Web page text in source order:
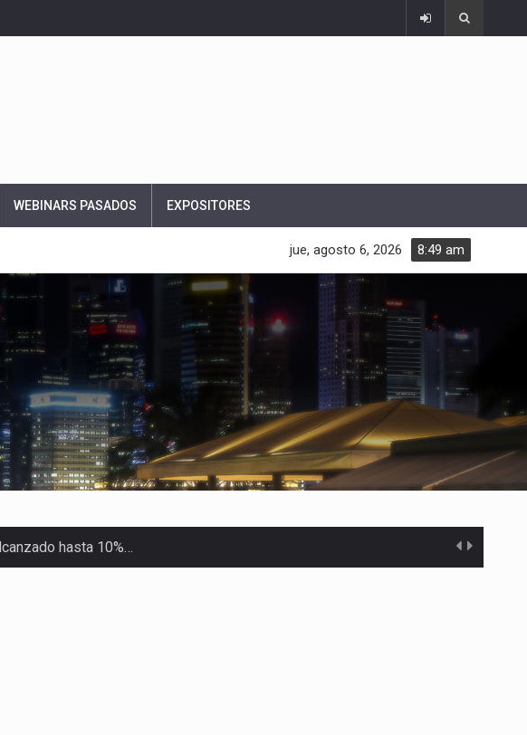
WEBINARS PASADOS EXPOSITORES
8:49 am
jue, agosto 6, 2026
hasta 10%…
de dólares (mdd) en…
100,000 millones de dólares…